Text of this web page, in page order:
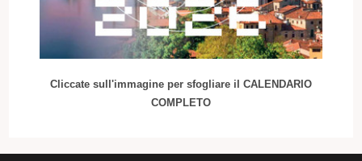
Cliccate sull'immagine per sfogliare il CALENDARIO
COMPLETO